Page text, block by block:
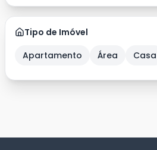
Tipo de Imóvel
Apartamento
Área Casa